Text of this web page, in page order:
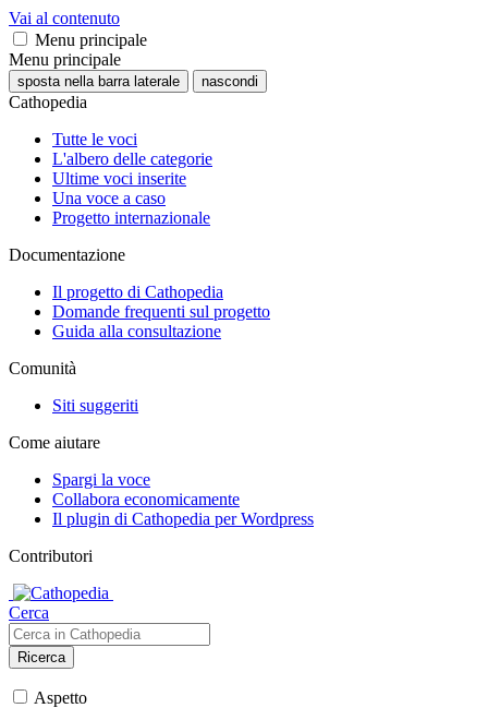
Vai al contenuto
Menu principale
Menu principale
sposta nella barra laterale nascondi
Cathopedia
Tutte le voci
L'albero delle categorie
Ultime voci inserite
Una voce a caso
Progetto internazionale
Documentazione
Il progetto di Cathopedia
Domande frequenti sul progetto
Guida alla consultazione
Comunità
Siti suggeriti
Come aiutare
Spargi la voce
Collabora economicamente
Il plugin di Cathopedia per Wordpress
Contributori
Cerca
Ricerca
Aspetto